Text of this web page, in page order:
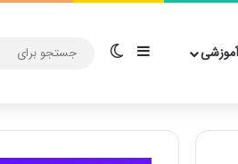
سایدبارتغییر پوسته